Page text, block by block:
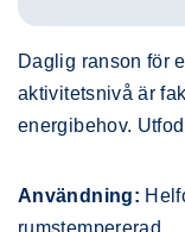
Daglig ranson för
aktivitetsnivå är
energibehov.
Användning: